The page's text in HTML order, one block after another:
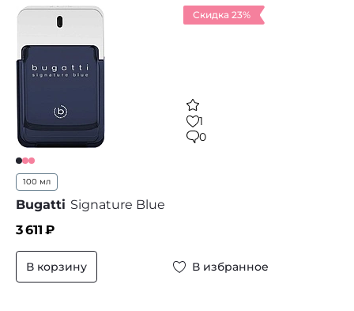
Скидка 23%
1
0
100 мл
Bugatti Signature Blue
3 611 ₽
В корзину В избранное